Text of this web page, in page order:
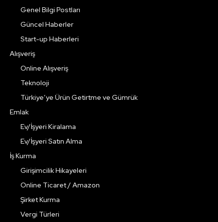
Genel Bilgi Postları
Güncel Haberler
Start-up Haberleri
Alışveriş
Online Alışveriş
Teknoloji
Türkiye’ye Ürün Getirtme ve Gümrük
Emlak
Ev/İşyeri Kiralama
Ev/İşyeri Satın Alma
İş Kurma
Girişimcilik Hikayeleri
Online Ticaret / Amazon
Şirket Kurma
Vergi Türleri